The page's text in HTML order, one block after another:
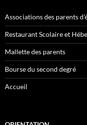
Associations des parents
Restaurant Scolaire et
Mallette des parents
Bourse du second degré
Accueil